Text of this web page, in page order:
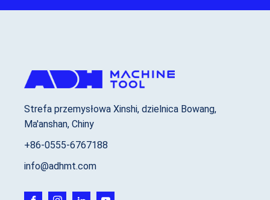
Strefa przemysłowa Xinshi, dzielnica Bowang,
Ma'anshan, Chiny
+86-0555-6767188
info@adhmt.com